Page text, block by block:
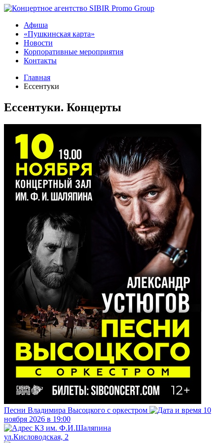
Афиша
«Пушкинская карта»
Новости
Корпоративные мероприятия
Контакты
Главная
Ессентуки
Ессентуки. Концерты
Песни Владимира Высоцкого с оркестром
10
ноября 2026 в 19:00
КЗ им. Ф.И.Шаляпина
ул.Кисловодская, 2